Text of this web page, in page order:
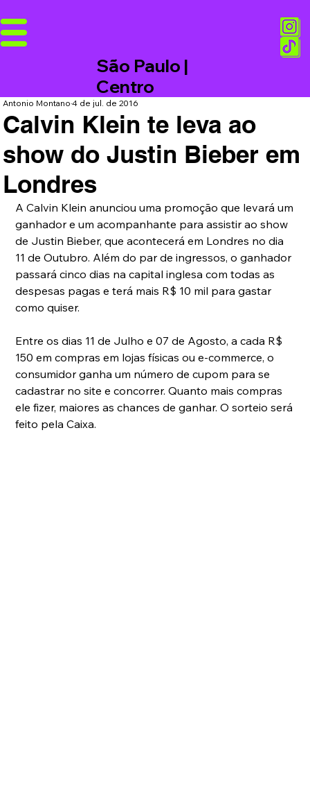
São Paulo |
Centro
Calvin Klein te leva ao
show do Justin Bieber em
Londres
Antonio Montano4 de jul. de 2016
A Calvin Klein anunciou uma promoção que levará um
ganhador e um acompanhante para assistir ao show
de Justin Bieber, que acontecerá em Londres no dia
11 de Outubro. Além do par de ingressos, o ganhador
passará cinco dias na capital inglesa com todas as
despesas pagas e terá mais R$ 10 mil para gastar
como quiser.
Entre os dias 11 de Julho e 07 de Agosto, a cada R$
150 em compras em lojas físicas ou e-commerce, o
consumidor ganha um número de cupom para se
cadastrar no site e concorrer. Quanto mais compras
ele fizer, maiores as chances de ganhar. O sorteio será
feito pela Caixa.